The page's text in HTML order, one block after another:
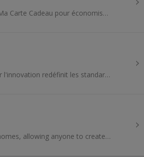
Tous vos achats IKEA via les cartes cadeaux Ma Carte Cadeau pour économiser un maximum sur vos achats en ligne comme en magasin - mobilier et décor...
Bienvenue chez Dyson, où notre passion pour l'innovation redéfinit les standards de la technologie moderne. Notre mission est de rechercher...
Philips Hue brings smart lighting to everyday homes, allowing anyone to create special moments and automate with light.